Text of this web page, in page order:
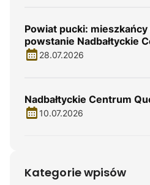
Powiat pucki:
powstanie Nadbałtyckie
28.07.2026
Nadbałtyckie Centrum
10.07.2026
Kategorie wpisów